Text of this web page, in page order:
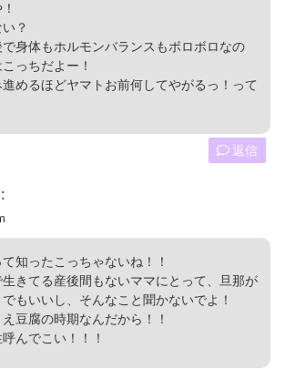
？
身体もホルモンバランスもボロボロなの
っちだよー！
めるほどヤマトお前何してやがるっ！って
返信
知ったこっちゃないね！！
きてる産後間もないママにとって、旦那が
もいいし、そんなこと聞かないでよ！
豆腐の時期なんだから！！
んでこい！！！